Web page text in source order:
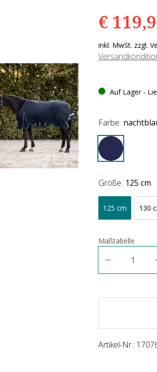
€
inkl. MwSt. zzgl.
Auf Lager -
Farbe:
Größe: 125 cm
125 cm 130
Maßtabelle
Artikel-Nr.: